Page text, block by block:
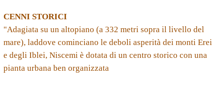
CENNI STORICI
"Adagiata su un altopiano (a 332 metri sopra il livello del
mare), laddove cominciano le deboli asperità dei monti Erei
e degli Iblei, Niscemi è dotata di un centro storico con una
pianta urbana ben organizzata